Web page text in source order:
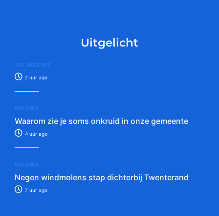
Uitgelicht
112 NIEUWS
2 uur ago
NIEUWS
Waarom zie je soms onkruid in onze gemeente
4 uur ago
NIEUWS
Negen windmolens stap dichterbij Twenterand
7 uur ago